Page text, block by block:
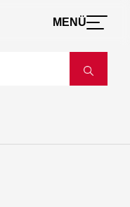
MENÜ